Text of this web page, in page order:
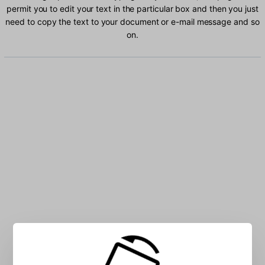
permit you to edit your text in the particular box and then you just
need to copy the text to your document or e-mail message and so
on.
Type Kikuyu characters into the box: